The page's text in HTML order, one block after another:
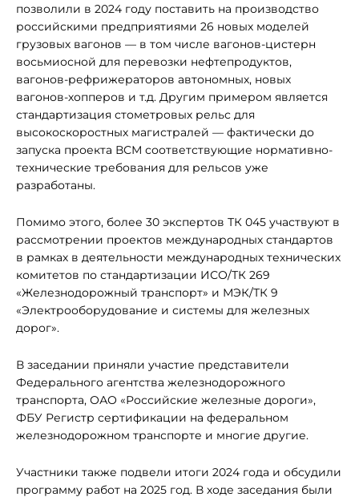
позволили в 2024 году поставить на производство
российскими предприятиями 26 новых моделей
грузовых вагонов — в том числе вагонов-цистерн
восьмиосной для перевозки нефтепродуктов,
вагонов-рефрижераторов автономных, новых
вагонов-хопперов и т.д. Другим примером является
стандартизация стометровых рельс для
высокоскоростных магистралей — фактически до
запуска проекта ВСМ соответствующие нормативно-
технические требования для рельсов уже
разработаны.
Помимо этого, более 30 экспертов ТК 045 участвуют в
рассмотрении проектов международных стандартов
в рамках в деятельности международных технических
комитетов по стандартизации ИСО/ТК 269
«Железнодорожный транспорт» и МЭК/ТК 9
«Электрооборудование и системы для железных
дорог».
В заседании приняли участие представители
Федерального агентства железнодорожного
транспорта, ОАО «Российские железные дороги»,
ФБУ Регистр сертификации на федеральном
железнодорожном транспорте и многие другие.
Участники также подвели итоги 2024 года и обсудили
программу работ на 2025 год. В ходе заседания были